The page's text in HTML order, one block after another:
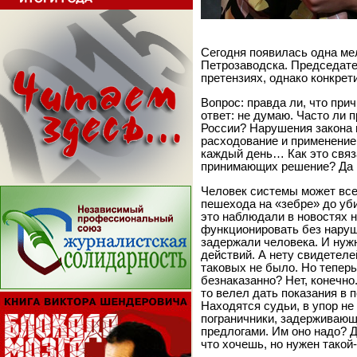
Сегодня появилась одна
Петрозаводска.
претензиях, однако
Вопрос: правда ли, что
ответ: не думаю. Часто ли
России? Нарушения
расходование и
каждый день… Как это
принимающих решение? Да
Человек системы может
пешехода на «зебре» до
это наблюдали в новостях
функционировать без
задержали человека. И
действий. А нету
таковых не было. Но
безнаказанно? Нет,
то велел дать показания в
Находятся судьи, в упор
пограничники,
предлогами. Им оно надо?
что хочешь, но нужен такой-